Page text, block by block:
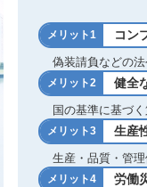
メリット1 コン
偽装請負などの
メリット2 健全
国の基準に基づ
メリット3 生産
生産・品質・管
メリット4 労働